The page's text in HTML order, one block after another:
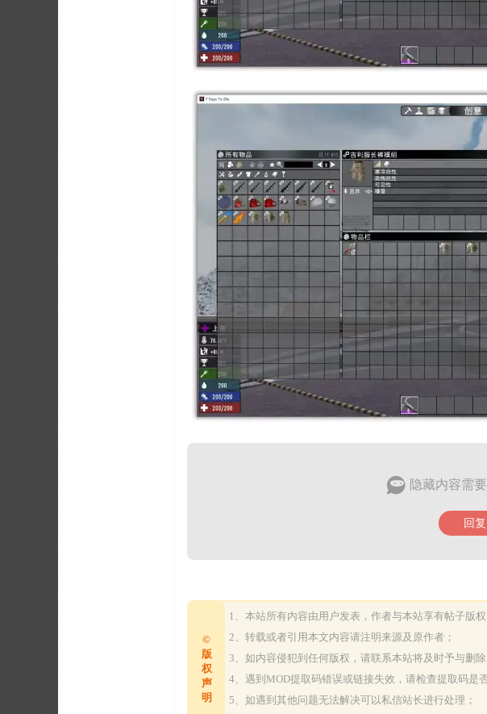
隐藏内容需
回复
©
版
权
声
明
1、本站所有内容由用户发表，作者与本站享有帖子版权
2、转载或者引用本文内容请注明来源及原作者；
3、如内容侵犯到任何版权，请联系本站将及时予与删除
4、遇到MOD提取码错误或链接失效，请检查提取码是
5、如遇到其他问题无法解决可以私信站长进行处理；